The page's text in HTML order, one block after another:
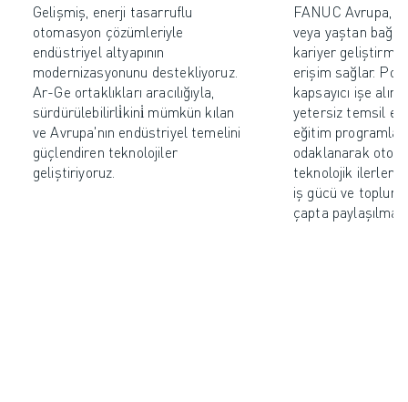
Gelişmiş, enerji tasarruflu
otomasyon çözümleriyle
endüstriyel altyapının
modernizasyonunu destekliyoruz.
Ar-Ge ortaklıkları aracılığıyla,
sürdürülebilirli̇kini̇ mümkün kılan
ve Avrupa'nın endüstriyel temelini
güçlendiren teknolojiler
geliştiriyoruz.
FANUC Avrupa,
veya yaştan
kariyer geliştirme
erişim sağlar.
kapsayıcı işe
yetersiz temsil
eğitim
odaklanarak
teknolojik
iş gücü ve toplum
çapta